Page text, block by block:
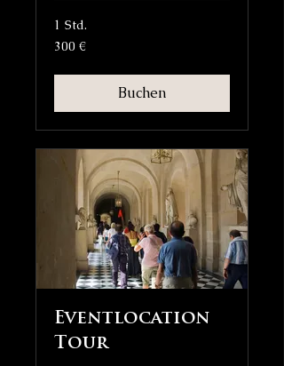
1 Std.
300
Euro
300 €
Buchen
Eventlocation
Tour